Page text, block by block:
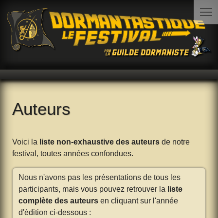
Auteurs
Voici la liste non-exhaustive des auteurs de notre
festival, toutes années confondues.
Nous n'avons pas les présentations de tous les
participants, mais vous pouvez retrouver la liste
complète des auteurs en cliquant sur l'année
d'édition ci-dessous :